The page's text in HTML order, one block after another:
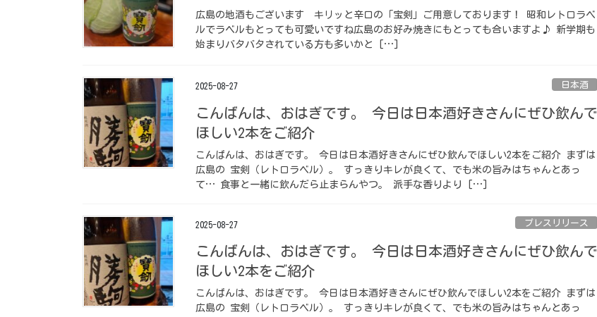
広島の地酒もございます ⁡ キリッと辛口の「宝剣」ご用意しております！ 昭和レトロラベ
ルでラベルもとっても可愛いですね️広島のお好み焼きにもとっても合いますよ♪ 新学期も
始まりバタバタされている方も多いかと […]
2025-08-27 日本酒
こんばんは、おはぎです。 今日は日本酒好きさんにぜひ飲んで
ほしい2本をご紹介
こんばんは、おはぎです。 今日は日本酒好きさんにぜひ飲んでほしい2本をご紹介 まずは
広島の 宝剣（レトロラベル）。 すっきりキレが良くて、でも米の旨みはちゃんとあっ
て… 食事と一緒に飲んだら止まらんやつ。 派手な香りより […]
2025-08-27 プレスリリース
こんばんは、おはぎです。 今日は日本酒好きさんにぜひ飲んで
ほしい2本をご紹介
こんばんは、おはぎです。 今日は日本酒好きさんにぜひ飲んでほしい2本をご紹介 まずは
広島の 宝剣（レトロラベル）。 すっきりキレが良くて、でも米の旨みはちゃんとあっ